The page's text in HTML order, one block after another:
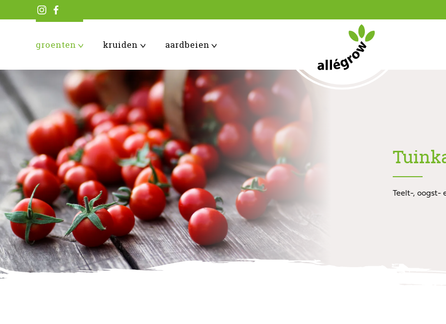
groenten kruiden aardbeien
Teelt-, oogst-